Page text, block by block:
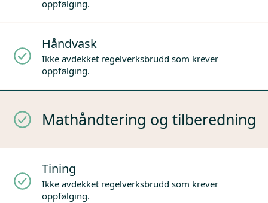
oppfølging.
Håndvask
Ikke avdekket regelverksbrudd som krever
oppfølging.
Mathåndtering og tilberedning
Tining
Ikke avdekket regelverksbrudd som krever
oppfølging.